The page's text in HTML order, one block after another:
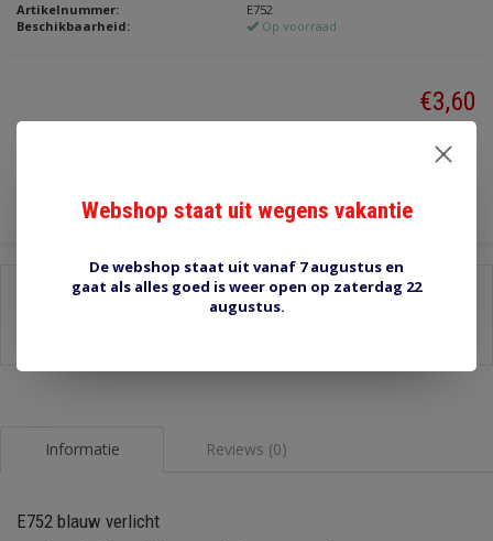
Artikelnummer:
E752
Beschikbaarheid:
Op voorraad
€3,60
Incl. btw
Informatie Reviews (0)
E752 blauw verlicht
Webshop staat uit wegens vakantie
De webshop staat uit vanaf 7 augustus en
gaat als alles goed is weer open op zaterdag 22
augustus.